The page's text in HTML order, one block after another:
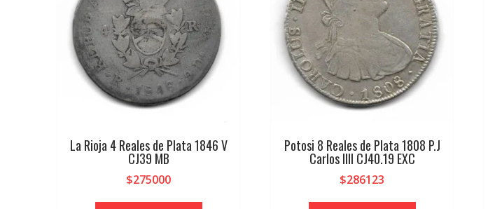
La Rioja 4 Reales de Plata 1846 V
CJ39 MB
$275000
Potosi 8 Reales de Plata 1808 P.J
Carlos IIII CJ40.19 EXC
$286123